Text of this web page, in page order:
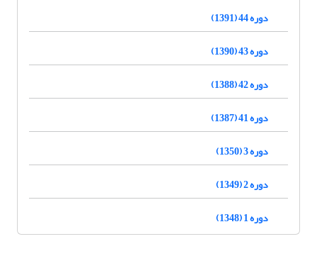
دوره 44 (1391)
دوره 43 (1390)
دوره 42 (1388)
دوره 41 (1387)
دوره 3 (1350)
دوره 2 (1349)
دوره 1 (1348)